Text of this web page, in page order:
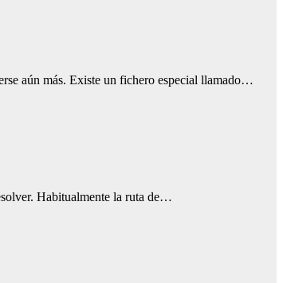
aún más. Existe un fichero especial llamado…
Habitualmente la ruta de…